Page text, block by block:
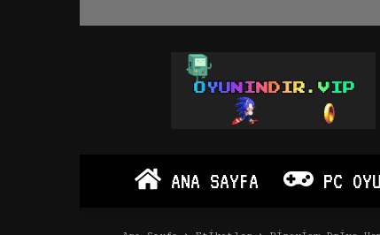
Oyun
İndir
PC
Android
ANA SAYFA PC